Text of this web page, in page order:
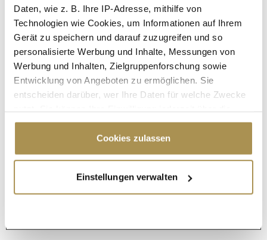
Daten, wie z. B. Ihre IP-Adresse, mithilfe von
Technologien wie Cookies, um Informationen auf Ihrem
Gerät zu speichern und darauf zuzugreifen und so
personalisierte Werbung und Inhalte, Messungen von
Werbung und Inhalten, Zielgruppenforschung sowie
Entwicklung von Angeboten zu ermöglichen. Sie
entscheiden darüber, wer Ihre Daten für welche Zwecke
Cookie-Erklärung oder durch Klicken auf das Privacy
Trigger Symbol ändern oder widerrufen
Informationen über Ihre geografische Lage
erfassen, welche bis auf einige Meter genau sein
Cookies zulassen
Einstellungen verwalten
Seite 1 / 11